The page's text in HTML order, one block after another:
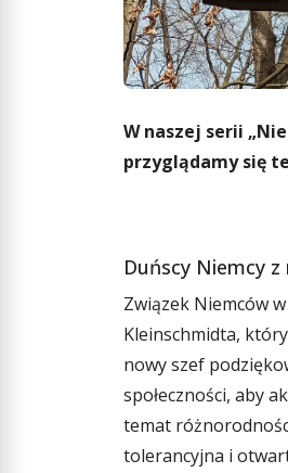
W naszej serii
przyglądamy się
Duńscy Niemcy
Związek Niemców
Kleinschmidta,
nowy szef
społeczności, aby
temat
tolerancyjna i